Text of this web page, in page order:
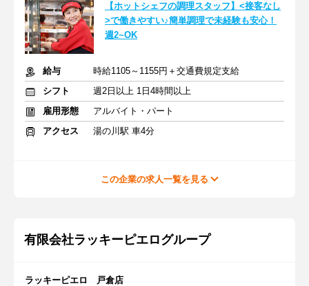
【ホットシェフの調理スタッフ】<接客なし
>で働きやすい♪簡単調理で未経験も安心！
週2~OK
給与
時給1105～1155円＋交通費規定支給
シフト
週2日以上 1日4時間以上
雇用形態
アルバイト・パート
アクセス
湯の川駅 車4分
この企業の求人一覧を見る
有限会社ラッキーピエログループ
ラッキーピエロ 戸倉店